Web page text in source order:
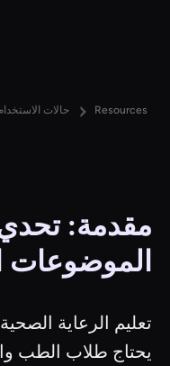
Resources حالات
مقدمة:
الموضوعات
تعليم الرعاية
يحتاج طلاب الطب